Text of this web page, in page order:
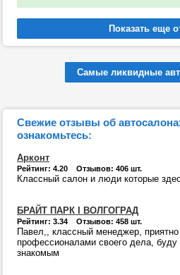
Самые ликвидные
Свежие отзывы об
ознакомьтесь:
Арконт
Рейтинг: 4.20 Отзывов: 406 шт.
Классный салон и люди которые
БРАЙТ ПАРК I ВОЛГОГРАД
Рейтинг: 3.34 Отзывов: 458 шт.
Павел,, классный менеджер, приятно
профессионалами своего дела, буду
знакомым